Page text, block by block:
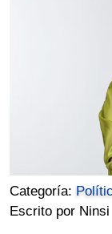
Categoría:
Escrito por Ninsi